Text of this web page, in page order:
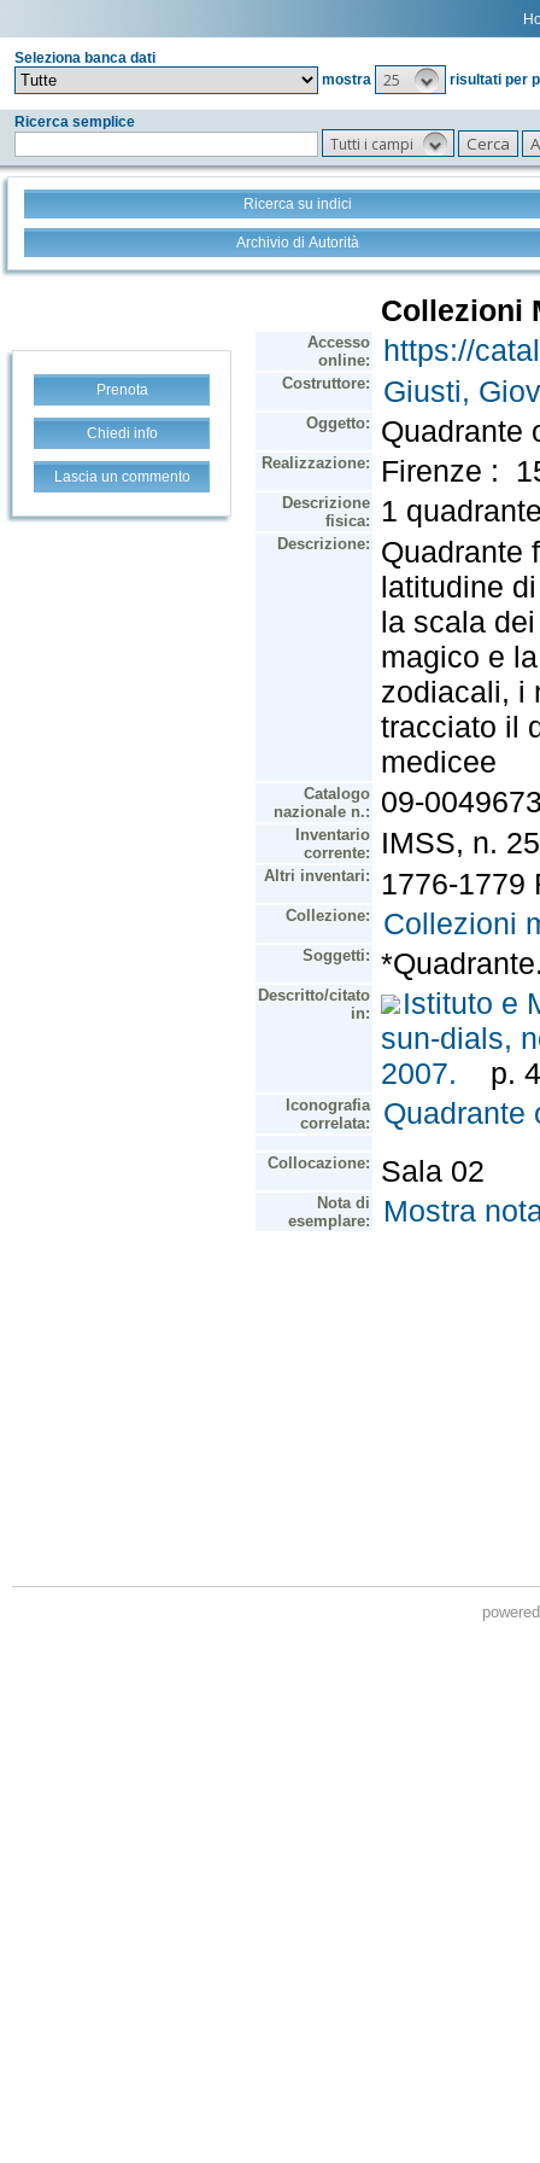
Seleziona banca dati
mostra
25 risultati per
Ricerca semplice
Tutti i campi
Ricerca su indici
Archivio di Autorità
Prenota
Chiedi info
Lascia un commento